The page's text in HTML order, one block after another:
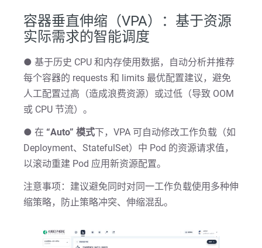
容器垂直伸缩（VPA）：基于资源
实际需求的智能调度
● 基于历史 CPU 和内存使用数据，自动分析并推荐
每个容器的 requests 和 limits 最优配置建议，避免
人工配置过高（造成浪费资源）或过低（导致 OOM
或 CPU 节流）。
● 在 “Auto” 模式下，VPA 可自动修改工作负载（如
Deployment、StatefulSet）中 Pod 的资源请求值，
以滚动重建 Pod 应用新资源配置。
注意事项：建议避免同时对同一工作负载使用多种伸
缩策略，防止策略冲突、伸缩混乱。